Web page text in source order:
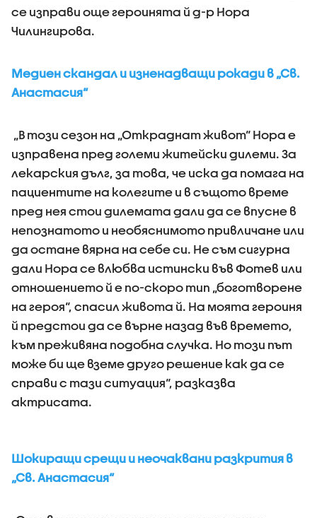
се изправи още героинята й д-р Нора
Чилингирова.
Медиен скандал и изненадващи рокади в „Св.
Анастасия“
„В този сезон на „Откраднат живот“ Нора е
изправена пред големи житейски дилеми. За
лекарския дълг, за това, че иска да помага на
пациентите на колегите и в същото време
пред нея стои дилемата дали да се впусне в
непознатото и необяснимото привличане или
да остане вярна на себе си. Не съм сигурна
дали Нора се влюбва истински във Фотев или
отношението й е по-скоро тип „боготворене
на героя“, спасил живота й. На моята героиня
й предстои да се върне назад във времето,
към преживяна подобна случка. Но този път
може би ще вземе друго решение как да се
справи с тази ситуация“, разказва
актрисата.
Шокиращи срещи и неочаквани разкрития в
„Св. Анастасия“